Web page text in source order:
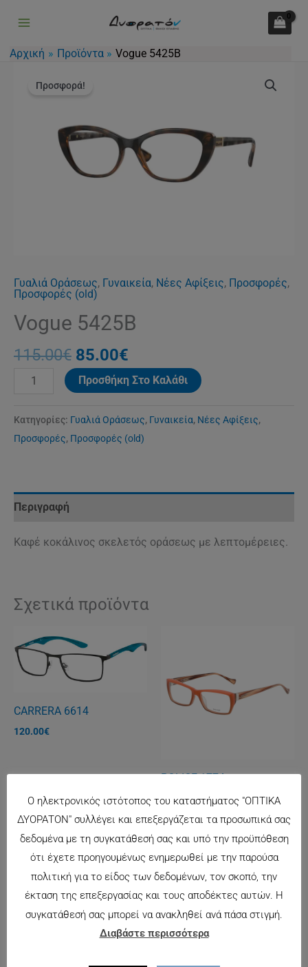
περιεχόμενο
Αρχική Προϊόντα Vogue 5425Β
Προσφορά!
Γυαλιά Οράσεως, Γυναικεία, Νέες Αφίξεις, Προσφορές,
Προσφορές (old)
Vogue 5425Β
115.00€
price
115.00€.
85.00€
είναι:
85.00€.
5425Β
Προσθήκη Στο Καλάθι
Κατηγορίες: Γυαλιά Οράσεως, Γυναικεία, Νέες Αφίξεις,
Προσφορές, Προσφορές (old)
Περιγραφή
Καφέ κοκάλινος σκελετός οράσεως με λεπτομέρειες.
Σχετικά προϊόντα
CARRERA 6614
120.00€
POLICE 1774
148.00€
Ο ηλεκτρονικός ιστότοπος του καταστήματος "ΟΠΤΙΚΑ
ΔΥΟΡΑΤΟΝ" συλλέγει και επεξεργάζεται τα προσωπικά σας
δεδομένα με τη συγκατάθεσή σας και υπό την προϋπόθεση
ότι έχετε προηγουμένως ενημερωθεί με την παρούσα
πολιτική για το είδος των δεδομένων, τον σκοπό, την
έκταση της επεξεργασίας και τους αποδέκτες αυτών. Η
συγκατάθεσή σας μπορεί να ανακληθεί ανά πάσα στιγμή.
Διαβάστε περισσότερα